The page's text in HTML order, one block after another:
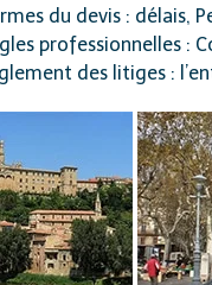
du devis : délais,
professionnelles :
des litiges :